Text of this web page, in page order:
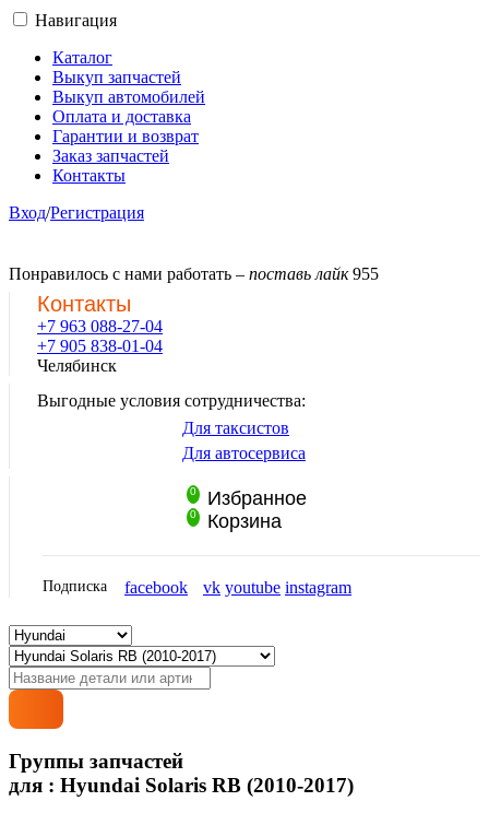
Навигация
Каталог
Выкуп запчастей
Выкуп автомобилей
Оплата и доставка
Гарантии и возврат
Заказ запчастей
Контакты
Вход/Регистрация
Понравилось с нами работать – поставь лайк 955
Контакты
+7 963 088-27-04
+7 905 838-01-04
Челябинск
Выгодные условия сотрудничества:
Для таксистов
Для автосервиса
0 Избранное
0 Корзина
Подписка facebook vk youtube instagram
Группы запчастей
для : Hyundai Solaris RB (2010-2017)